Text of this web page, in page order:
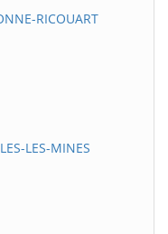
RICOUART
LES-MINES